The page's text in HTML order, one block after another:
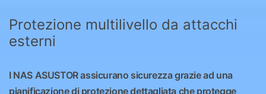
Protezione multilivello da attacchi
esterni
I NAS ASUSTOR assicurano sicurezza grazie ad una
pianificazione di protezione dettagliata che protegge